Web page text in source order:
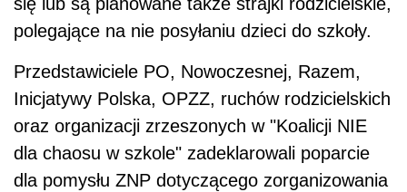
polegające na nie posyłaniu dzieci do szkoły.
Przedstawiciele PO, Nowoczesnej, Razem,
Inicjatywy Polska, OPZZ, ruchów rodzicielskich
oraz organizacji zrzeszonych w "Koalicji NIE
dla chaosu w szkole" zadeklarowali poparcie
dla pomysłu ZNP dotyczącego zorganizowania